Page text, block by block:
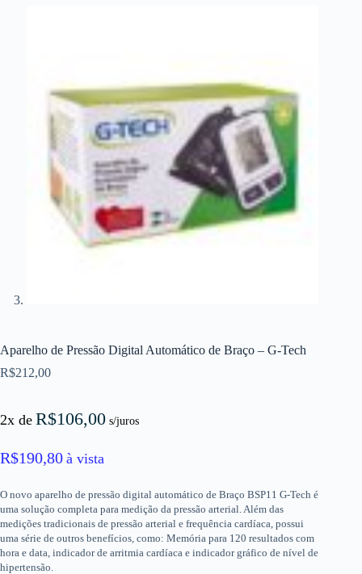
Aparelho de Pressão Digital Automático de Braço – G-Tech
R$212,00
2x de R$106,00 s/juros
R$190,80 à vista
O novo aparelho de pressão digital automático de Braço BSP11 G-Tech é
uma solução completa para medição da pressão arterial. Além das
medições tradicionais de pressão arterial e frequência cardíaca, possui
uma série de outros benefícios, como: Memória para 120 resultados com
hora e data, indicador de arritmia cardíaca e indicador gráfico de nível de
hipertensão.